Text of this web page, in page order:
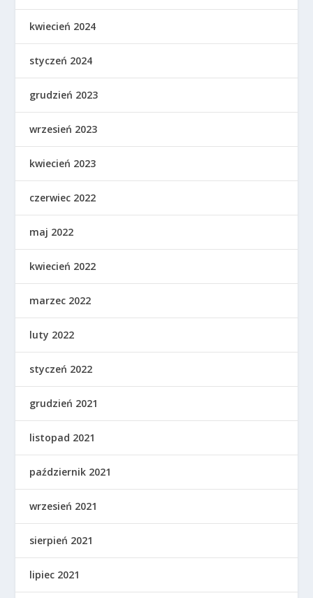
kwiecień 2024
styczeń 2024
grudzień 2023
wrzesień 2023
kwiecień 2023
czerwiec 2022
maj 2022
kwiecień 2022
marzec 2022
luty 2022
styczeń 2022
grudzień 2021
listopad 2021
październik 2021
wrzesień 2021
sierpień 2021
lipiec 2021